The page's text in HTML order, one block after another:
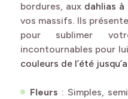
bordures, aux dahlias à
vos massifs. Ils
pour sublimer
incontournables pour
couleurs de l’été
Fleurs : Simples,